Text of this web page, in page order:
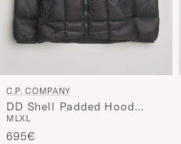
C.P. COMPANY
DD Shell Padded Hood
Jacket Black
M LXL
695€